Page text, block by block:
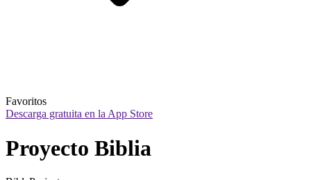
Favoritos
Descarga gratuita en la App Store
Proyecto Biblia